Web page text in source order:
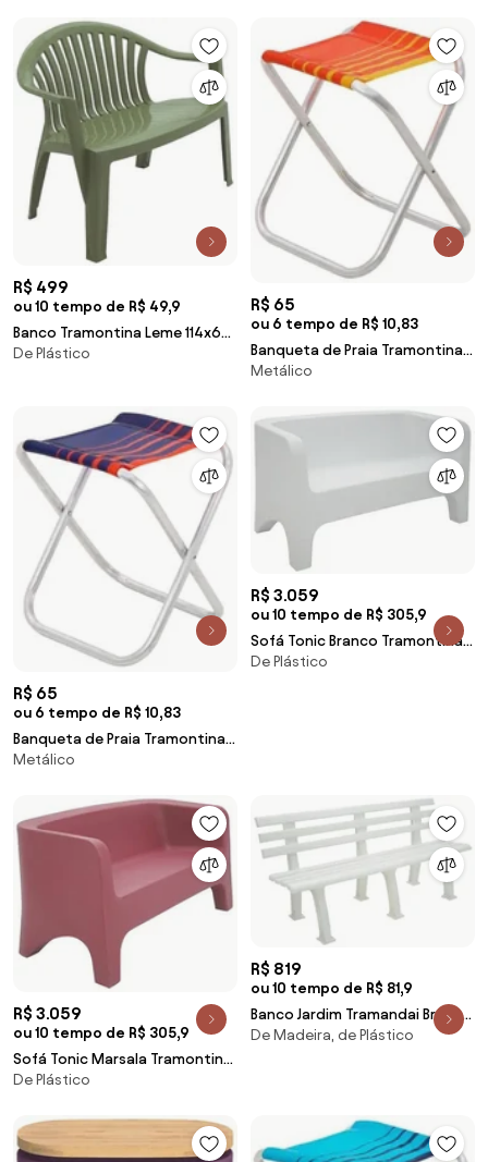
R$ 499
ou 10 tempo de R$ 49,9
Banco Tramontina Leme 114x60
cm em Polipropileno Verde
De Plástico
R$ 65
ou 6 tempo de R$ 10,83
Banqueta de Praia Tramontina
Fiji em Alumínio com Assento
Metálico
R$ 65
ou 6 tempo de R$ 10,83
Banqueta de Praia Tramontina
Fiji em Alumínio com Assento
Metálico
R$ 3.059
ou 10 tempo de R$ 305,9
Sofá Tonic Branco Tramontina
92717010
De Plástico
R$ 3.059
ou 10 tempo de R$ 305,9
Sofá Tonic Marsala Tramontina
92717050
De Plástico
R$ 819
ou 10 tempo de R$ 81,9
Banco Jardim Tramandai Branco
1500mm Tramontina 92400010
De Madeira, de Plástico